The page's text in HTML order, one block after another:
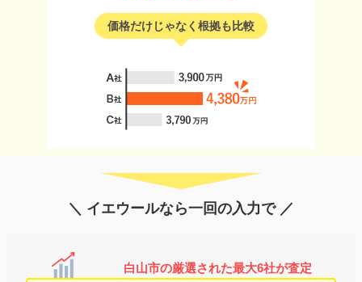
価格だけじゃなく根拠も比較
＼ イエウールなら一回の入力で ／
白山市の厳選された最大6社が査定